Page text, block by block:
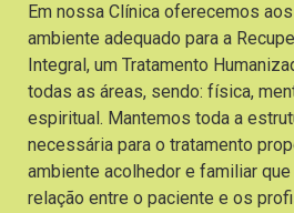
Em nossa Clínica oferecemos
ambiente adequado para a
Integral, um Tratamento
todas as áreas, sendo: física,
espiritual. Mantemos toda a
necessária para o tratamento
ambiente acolhedor e familiar
relação entre o paciente e os